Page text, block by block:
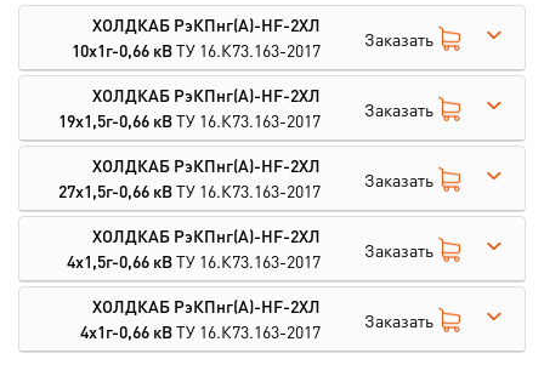
ХОЛДКАБ РэКПнг(А)-HF-2ХЛ
10х1г-0,66 кВТУ 16.К73.163-2017 Заказать
ХОЛДКАБ РэКПнг(А)-HF-2ХЛ
19х1,5г-0,66 кВТУ 16.К73.163-2017 Заказать
ХОЛДКАБ РэКПнг(А)-HF-2ХЛ
27х1,5г-0,66 кВТУ 16.К73.163-2017 Заказать
ХОЛДКАБ РэКПнг(А)-HF-2ХЛ
4х1,5г-0,66 кВТУ 16.К73.163-2017 Заказать
ХОЛДКАБ РэКПнг(А)-HF-2ХЛ
4х1г-0,66 кВТУ 16.К73.163-2017 Заказать